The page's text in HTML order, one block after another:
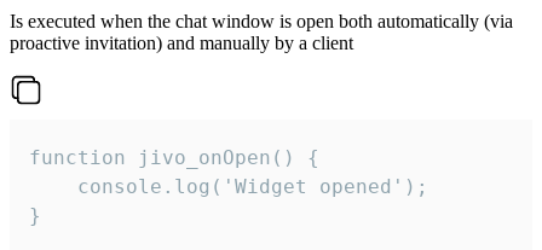
Is executed when the chat window is open both automatically (via
proactive invitation) and manually by a client
function jivo_onOpen() {
    console.log('Widget opened');
}